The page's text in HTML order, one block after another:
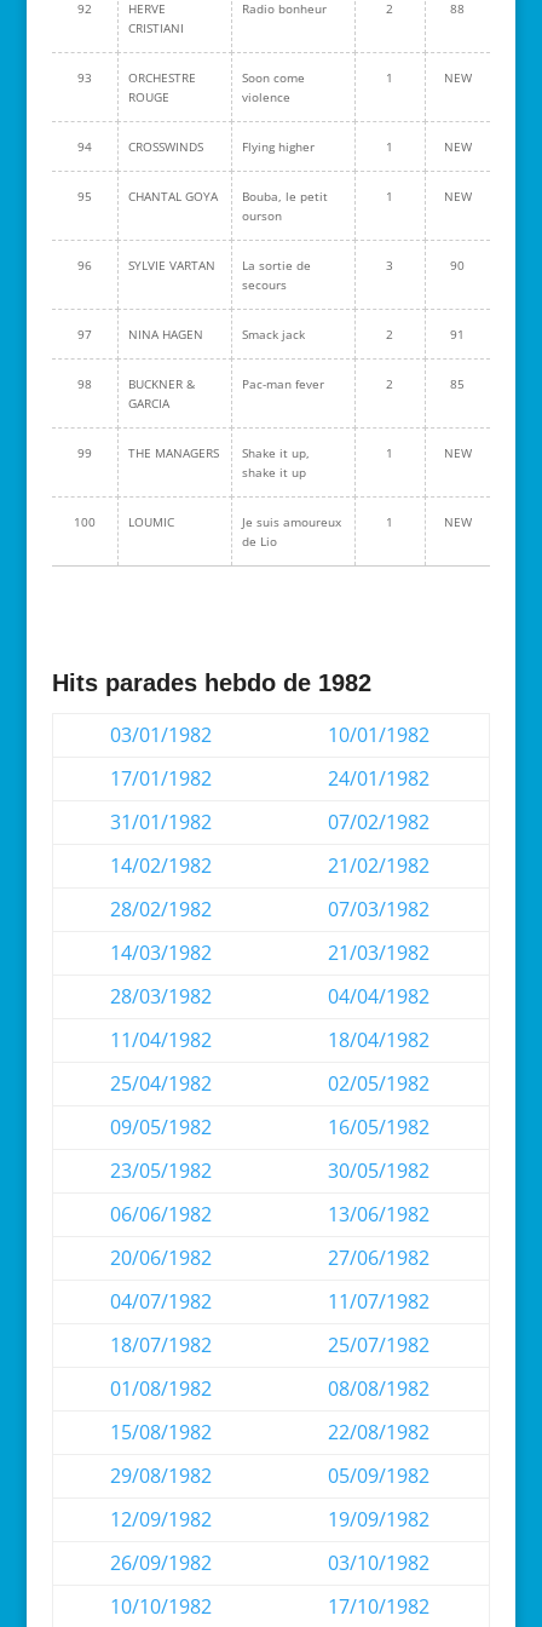
92
HERVE
CRISTIANI
Radio bonheur 2 88
93
ORCHESTRE
ROUGE
Soon come
violence
1 NEW
94 CROSSWINDS Flying higher 1 NEW
95 CHANTAL GOYA
Bouba, le petit
ourson
1 NEW
96 SYLVIE VARTAN
La sortie de
secours
3 90
97 NINA HAGEN Smack jack 2 91
98
BUCKNER &
GARCIA
Pac-man fever 2 85
99 THE MANAGERS
Shake it up,
shake it up
1 NEW
100 LOUMIC
Je suis amoureux
de Lio
1 NEW
Hits parades hebdo de 1982
03/01/1982
10/01/1982
17/01/1982
24/01/1982
31/01/1982
07/02/1982
14/02/1982
21/02/1982
28/02/1982
07/03/1982
14/03/1982
21/03/1982
28/03/1982
04/04/1982
11/04/1982
18/04/1982
25/04/1982
02/05/1982
09/05/1982
16/05/1982
23/05/1982
30/05/1982
06/06/1982
13/06/1982
20/06/1982
27/06/1982
04/07/1982
11/07/1982
18/07/1982
25/07/1982
01/08/1982
08/08/1982
15/08/1982
22/08/1982
29/08/1982
05/09/1982
12/09/1982
19/09/1982
26/09/1982
03/10/1982
10/10/1982
17/10/1982